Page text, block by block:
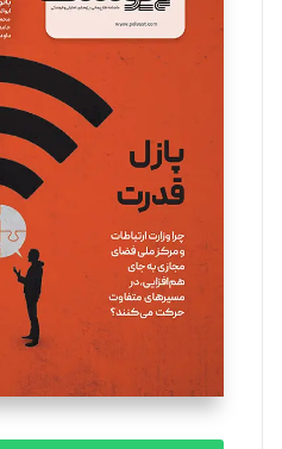
مینا پاکدل
یسنا امان‌پور
تحریریه
ملینا جعفری
تحریریه
مصطفی مسجدی آرانی
تحریریه